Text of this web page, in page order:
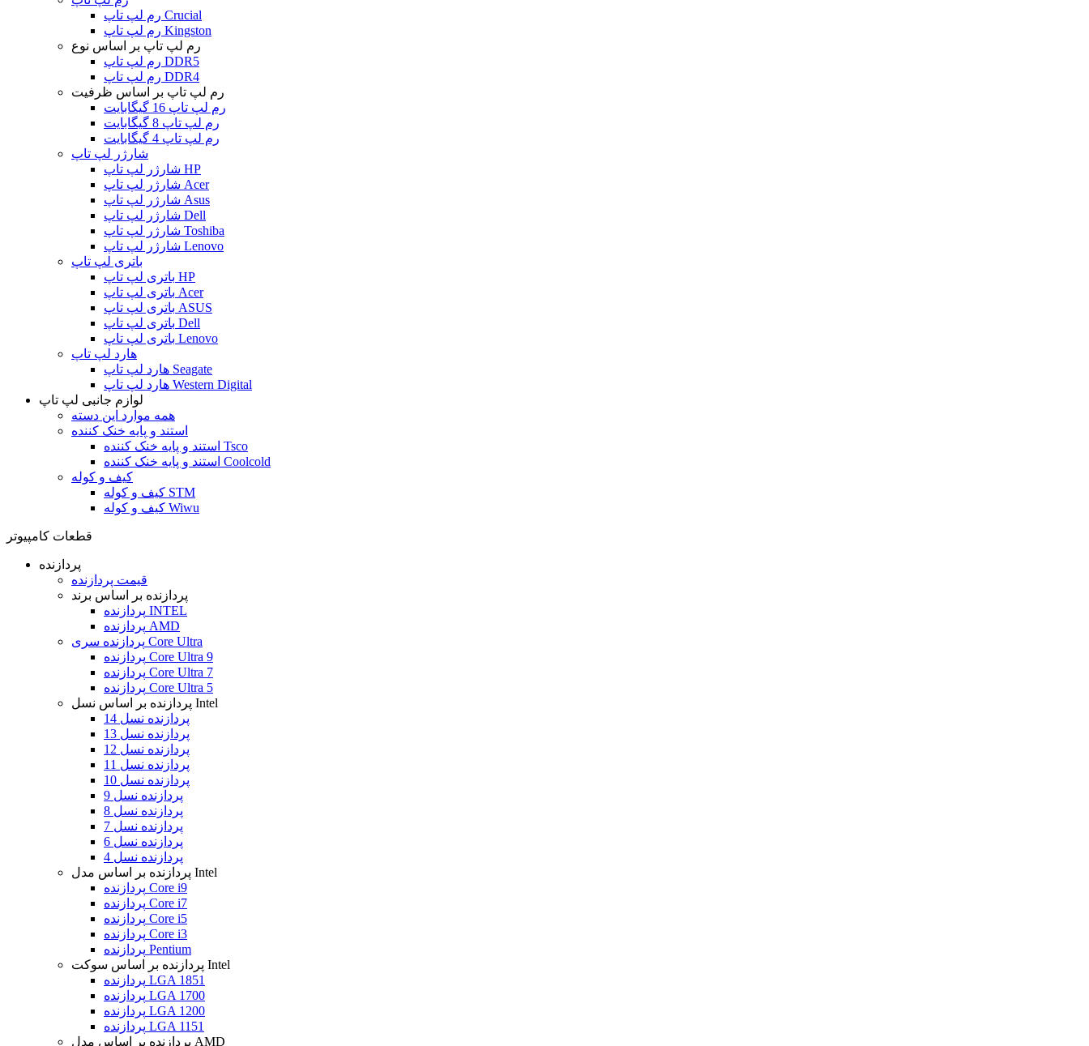
رم لپ تاپ Crucial
رم لپ تاپ Kingston
رم لپ تاپ بر اساس نوع
رم لپ تاپ DDR5
رم لپ تاپ DDR4
رم لپ تاپ بر اساس ظرفیت
رم لپ تاپ 16 گیگابایت
رم لپ تاپ 8 گیگابایت
رم لپ تاپ 4 گیگابایت
شارژر لپ تاپ
شارژر لپ تاپ HP
شارژر لپ تاپ Acer
شارژر لپ تاپ Asus
شارژر لپ تاپ Dell
شارژر لپ تاپ Toshiba
شارژر لپ تاپ Lenovo
باتری لپ تاپ
باتری لپ تاپ HP
باتری لپ تاپ Acer
باتری لپ تاپ ASUS
باتری لپ تاپ Dell
باتری لپ تاپ Lenovo
هارد لپ تاپ
هارد لپ تاپ Seagate
هارد لپ تاپ Western Digital
لوازم جانبی لپ تاپ
همه موارد این دسته
استند و پایه خنک کننده
استند و پایه خنک کننده Tsco
استند و پایه خنک کننده Coolcold
کیف و کوله
کیف و کوله STM
کیف و کوله Wiwu
قطعات کامپیوتر
پردازنده
قیمت پردازنده
پردازنده بر اساس برند
پردازنده INTEL
پردازنده AMD
پردازنده سری Core Ultra
پردازنده Core Ultra 9
پردازنده Core Ultra 7
پردازنده Core Ultra 5
پردازنده بر اساس نسل Intel
پردازنده نسل 14
پردازنده نسل 13
پردازنده نسل 12
پردازنده نسل 11
پردازنده نسل 10
پردازنده نسل 9
پردازنده نسل 8
پردازنده نسل 7
پردازنده نسل 6
پردازنده نسل 4
پردازنده بر اساس مدل Intel
پردازنده Core i9
پردازنده Core i7
پردازنده Core i5
پردازنده Core i3
پردازنده Pentium
پردازنده بر اساس سوکت Intel
پردازنده LGA 1851
پردازنده LGA 1700
پردازنده LGA 1200
پردازنده LGA 1151
پردازنده بر اساس مدل AMD